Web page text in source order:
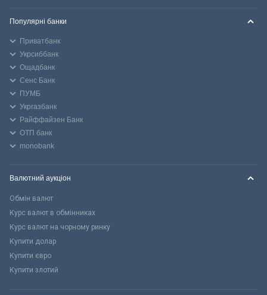
Популярні банки
Приватбанк
Укрсиббанк
Ощадбанк
Сенс Банк
ПУМБ
Укргазбанк
Райффайзен Банк
ОТП банк
monobank
Валютний аукціон
Обмін валют
Курс валют в обмінниках
Курс валют на чорному ринку
Купити долар
Купити євро
Купити злотий